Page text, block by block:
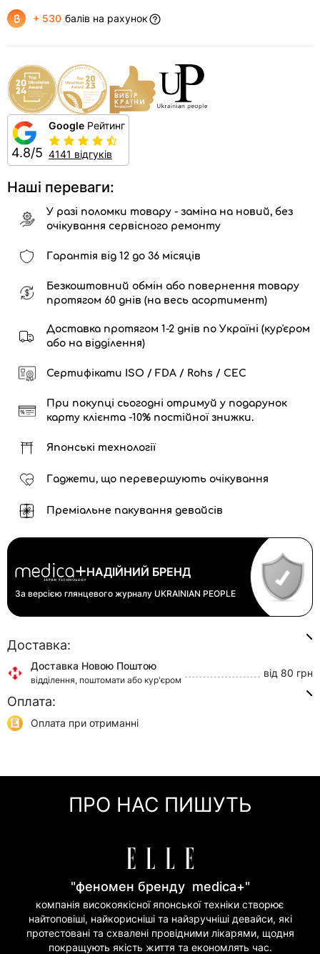
+ 530 балів на рахунок
4.8/5
Google Рейтинг
4141 відгуків
Наші переваги:
У разі поломки товару - заміна на новий, без
очікування сервісного ремонту
Гарантія від 12 до 36 місяців
Безкоштовний обмін або повернення товару
протягом 60 днів (на весь асортимент)
Доставка протягом 1-2 днів по Україні (кур'єром
або на відділення)
Сертифікати ISO / FDA / Rohs / CEC
При покупці сьогодні отримуй у подарунок
карту клієнта -10% постійної знижки.
Японські технології
Гаджети, що перевершують очікування
Преміальне пакування девайсів
НАДІЙНИЙ БРЕНД
За версією глянцевого журналу UKRAINIAN PEOPLE
Доставка:
Доставка Новою Поштою
відділення, поштомати або кур'єром
від 80 грн
Доставка Укр Поштою
Оплата:
Оплата при отриманні
Покупка частинами (Моно Банк)
ПРО НАС ПИШУТЬ
"феномен бренду medica+"
компанія високоякісної японської техніки створює
найтоповіші, найкорисніші та найзручніші девайси, які
протестовані та схвалені провідними лікарями, щодня
покращують якість життя та економлять час.